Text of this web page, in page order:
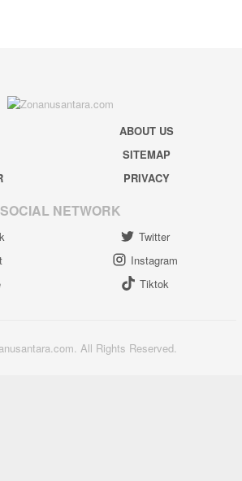
ABOUT US
SITEMAP
PRIVACY
SOCIAL NETWORK
Twitter
Instagram
Tiktok
All Rights Reserved.